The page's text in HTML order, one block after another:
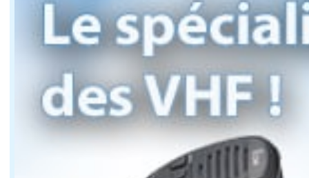
Une construction légère pour maîtriser le
Installer quatre hors-bord de forte puissance à
Le déplacement annoncé atteint 12 tonnes à
Peut-on concilier 2 000 ch et confort de
C'est probablement la question la plus intéressante